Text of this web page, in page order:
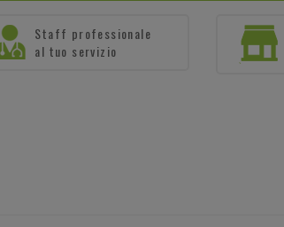
Staff professionale
al tuo servizio